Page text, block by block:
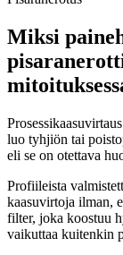
Miksi
luo tyhjiön tai
eli se on otettava
Profiileista
kaasuvirtoja ilman,
filter, joka koostuu
vaikuttaa kuitenkin